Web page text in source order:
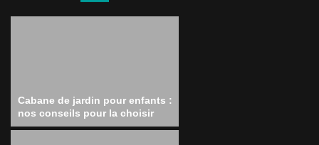
Cabane de jardin pour enfants :
nos conseils pour la choisir